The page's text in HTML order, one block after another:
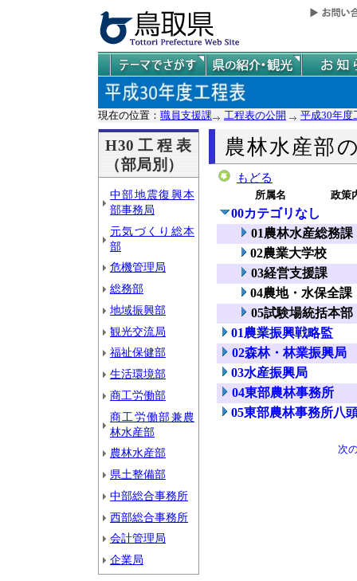
現在の位置： 職員支援課 工程表の公開 平成30年度
H30工程表
（部局別）
中部地震復興本
部事務局
元気づくり総本
部
危機管理局
総務部
地域振興部
観光交流局
福祉保健部
生活環境部
商工労働部
商工労働部兼農
林水産部
農林水産部
県土整備部
中部総合事務所
西部総合事務所
会計管理局
企業局
農林水産部
もどる
所属名 政策
00カテゴリなし
01農林水産総務課
02農業大学校
03経営支援課
04農地・水保全課
05試験場統括本部
01農業振興戦略監
02森林・林業振興局
03水産振興局
04東部農林事務所
05東部農林事務所八
次